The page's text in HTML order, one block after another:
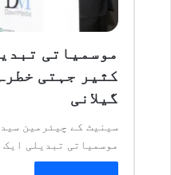
موسمیاتی
کثیر جہتی
گیلانی
سینیٹ کے چیئرمین سید
موسمیاتی تبدیلی